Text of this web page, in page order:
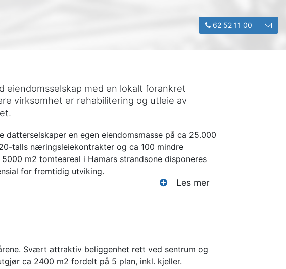
62 52 11 00
eiendomsselskap med en lokalt forankret
virksomhet er rehabilitering og utleie av
datterselskaper en egen eiendomsmasse på ca 25.000
talls næringsleiekontrakter og ca 100 mindre
m2 tomteareal i Hamars strandsone disponeres
for fremtidig utviking.
Svært attraktiv beliggenhet rett ved sentrum og
ca 2400 m2 fordelt på 5 plan, inkl. kjeller.